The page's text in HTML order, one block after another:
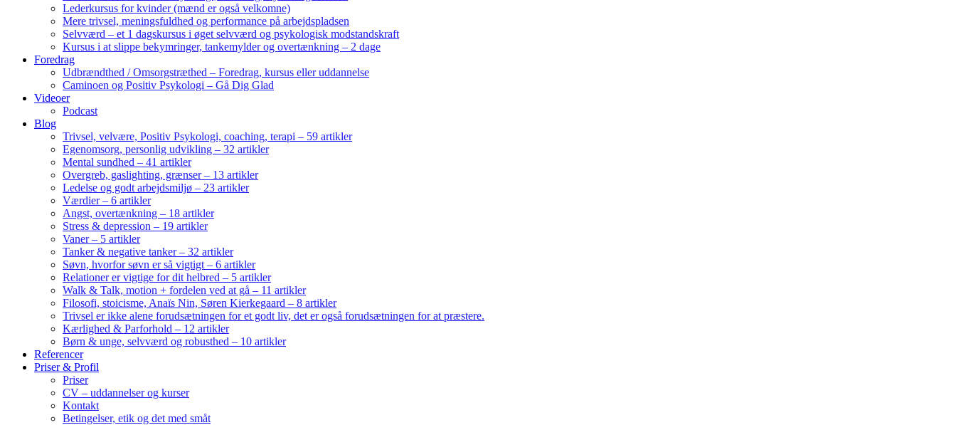
Lederkursus for kvinder (mænd er også velkomne)
Mere trivsel, meningsfuldhed og performance på arbejdspladsen
Selvværd – et 1 dagskursus i øget selvværd og psykologisk modstandskraft
Kursus i at slippe bekymringer, tankemylder og overtænkning – 2 dage
Foredrag
Udbrændthed / Omsorgstræthed – Foredrag, kursus eller uddannelse
Caminoen og Positiv Psykologi – Gå Dig Glad
Videoer
Podcast
Blog
Trivsel, velvære, Positiv Psykologi, coaching, terapi – 59 artikler
Egenomsorg, personlig udvikling – 32 artikler
Mental sundhed – 41 artikler
Overgreb, gaslighting, grænser – 13 artikler
Ledelse og godt arbejdsmiljø – 23 artikler
Værdier – 6 artikler
Angst, overtænkning – 18 artikler
Stress & depression – 19 artikler
Vaner – 5 artikler
Tanker & negative tanker – 32 artikler
Søvn, hvorfor søvn er så vigtigt – 6 artikler
Relationer er vigtige for dit helbred – 5 artikler
Walk & Talk, motion + fordelen ved at gå – 11 artikler
Filosofi, stoicisme, Anaïs Nin, Søren Kierkegaard – 8 artikler
Trivsel er ikke alene forudsætningen for et godt liv, det er også forudsætningen for at præstere.
Kærlighed & Parforhold – 12 artikler
Børn & unge, selvværd og robusthed – 10 artikler
Referencer
Priser & Profil
Priser
CV – uddannelser og kurser
Kontakt
Betingelser, etik og det med småt